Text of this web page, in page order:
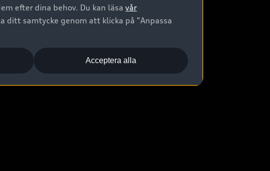
efter dina behov. Du kan läsavår
ditt samtycke genom att klicka på "Anpassa
Acceptera alla